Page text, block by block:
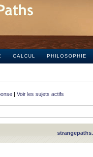
CALCUL PHILOSOPHIE
| Voir les sujets actifs